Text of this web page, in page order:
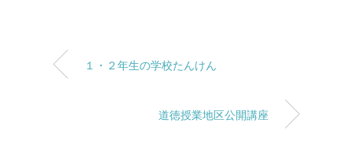
１・２年生の学校たんけん
道徳授業地区公開講座